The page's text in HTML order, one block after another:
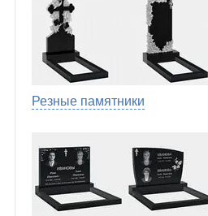
Резные памятники